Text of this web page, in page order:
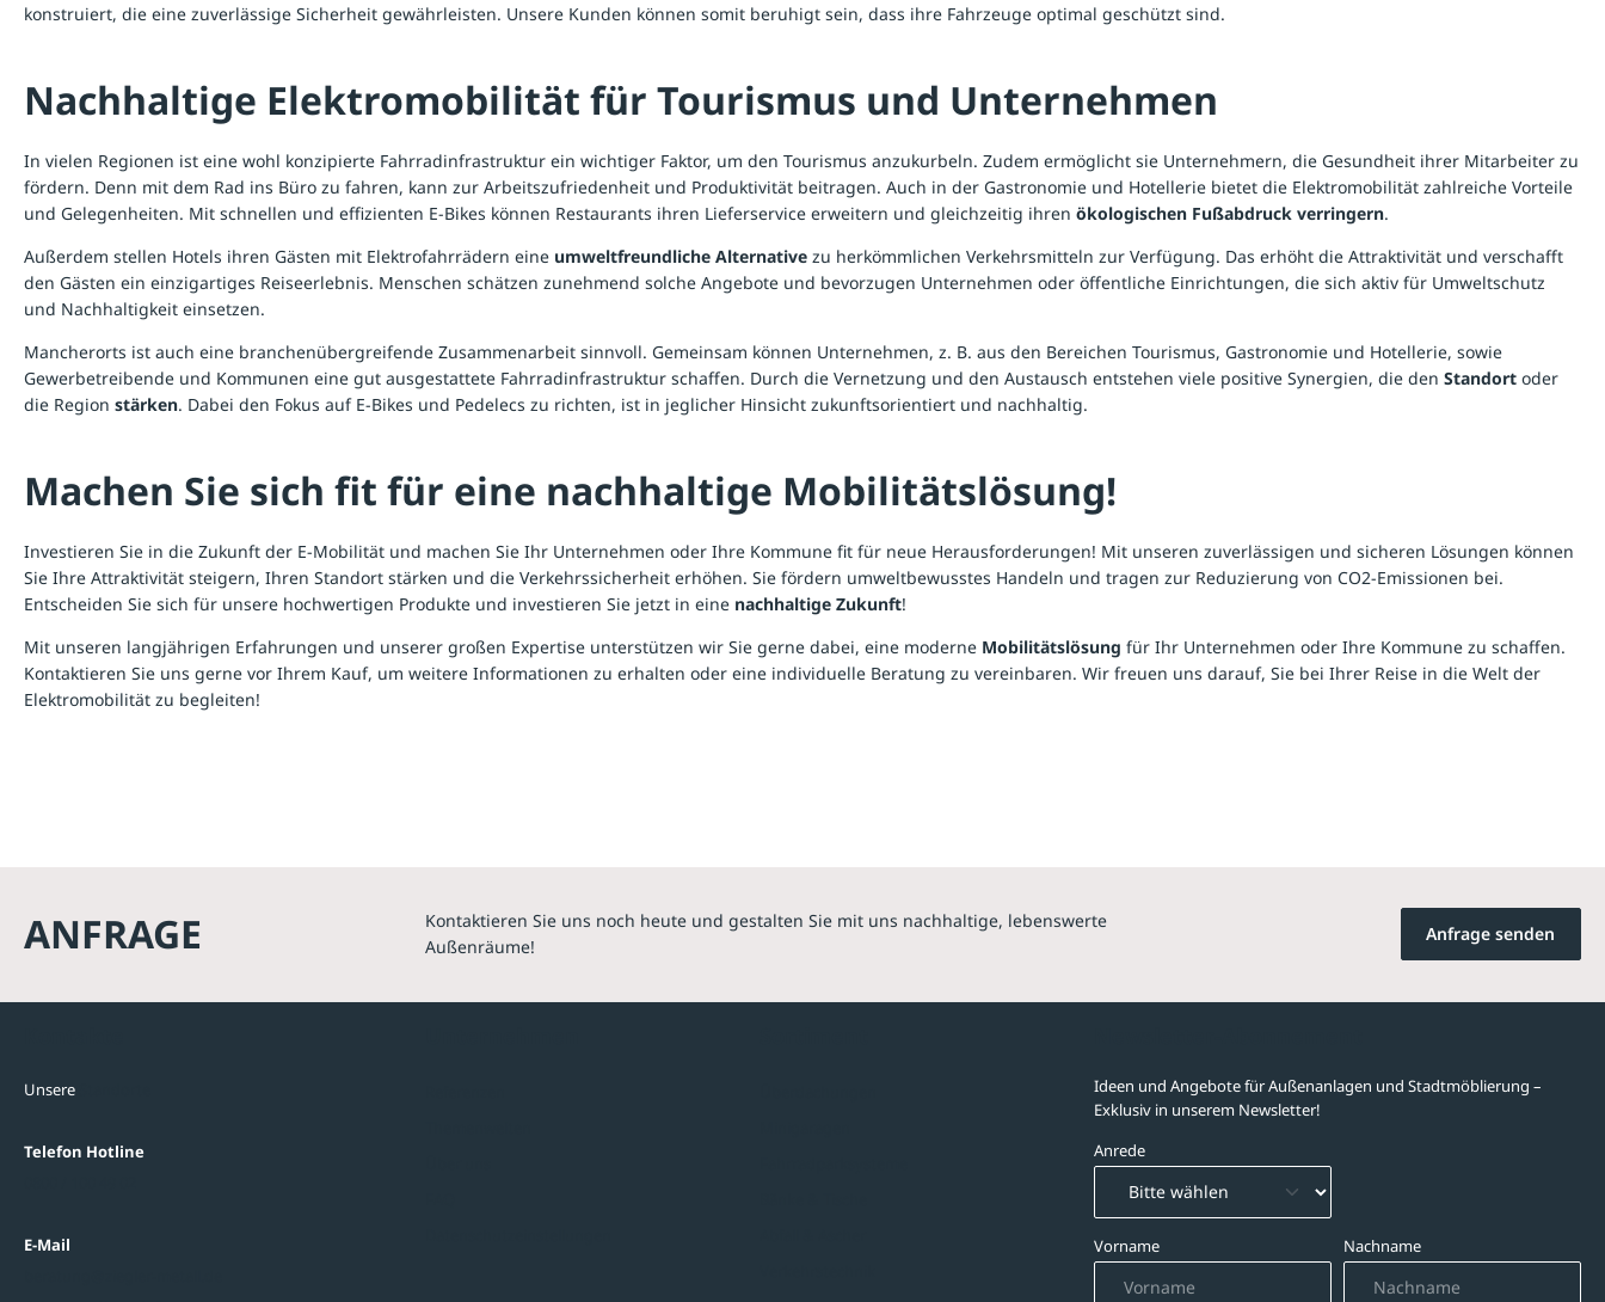
konstruiert, die eine zuverlässige Sicherheit gewährleisten. Unsere Kunden können somit beruhigt sein, dass ihre Fahrzeuge optimal geschützt sind.
Nachhaltige Elektromobilität für Tourismus und Unternehmen
In vielen Regionen ist eine wohl konzipierte Fahrradinfrastruktur ein wichtiger Faktor, um den Tourismus anzukurbeln. Zudem ermöglicht sie Unternehmern, die Gesundheit ihrer Mitarbeiter zu
fördern. Denn mit dem Rad ins Büro zu fahren, kann zur Arbeitszufriedenheit und Produktivität beitragen. Auch in der Gastronomie und Hotellerie bietet die Elektromobilität zahlreiche Vorteile
und Gelegenheiten. Mit schnellen und effizienten E-Bikes können Restaurants ihren Lieferservice erweitern und gleichzeitig ihren ökologischen Fußabdruck verringern.
Außerdem stellen Hotels ihren Gästen mit Elektrofahrrädern eine umweltfreundliche Alternative zu herkömmlichen Verkehrsmitteln zur Verfügung. Das erhöht die Attraktivität und verschafft
den Gästen ein einzigartiges Reiseerlebnis. Menschen schätzen zunehmend solche Angebote und bevorzugen Unternehmen oder öffentliche Einrichtungen, die sich aktiv für Umweltschutz
und Nachhaltigkeit einsetzen.
Mancherorts ist auch eine branchenübergreifende Zusammenarbeit sinnvoll. Gemeinsam können Unternehmen, z. B. aus den Bereichen Tourismus, Gastronomie und Hotellerie, sowie
Gewerbetreibende und Kommunen eine gut ausgestattete Fahrradinfrastruktur schaffen. Durch die Vernetzung und den Austausch entstehen viele positive Synergien, die den Standort oder
die Region stärken. Dabei den Fokus auf E-Bikes und Pedelecs zu richten, ist in jeglicher Hinsicht zukunftsorientiert und nachhaltig.
Machen Sie sich fit für eine nachhaltige Mobilitätslösung!
Investieren Sie in die Zukunft der E-Mobilität und machen Sie Ihr Unternehmen oder Ihre Kommune fit für neue Herausforderungen! Mit unseren zuverlässigen und sicheren Lösungen können
Sie Ihre Attraktivität steigern, Ihren Standort stärken und die Verkehrssicherheit erhöhen. Sie fördern umweltbewusstes Handeln und tragen zur Reduzierung von CO2-Emissionen bei.
Entscheiden Sie sich für unsere hochwertigen Produkte und investieren Sie jetzt in eine nachhaltige Zukunft!
Mit unseren langjährigen Erfahrungen und unserer großen Expertise unterstützen wir Sie gerne dabei, eine moderne Mobilitätslösung für Ihr Unternehmen oder Ihre Kommune zu schaffen.
Kontaktieren Sie uns gerne vor Ihrem Kauf, um weitere Informationen zu erhalten oder eine individuelle Beratung zu vereinbaren. Wir freuen uns darauf, Sie bei Ihrer Reise in die Welt der
Elektromobilität zu begleiten!
ANFRAGE
Kontaktieren Sie uns noch heute und gestalten Sie mit uns nachhaltige, lebenswerte
Außenräume!
Anfrage senden
Unsere
Telefon Hotline
E-Mail
Ideen und Angebote für Außenanlagen und Stadtmöblierung –
Exklusiv in unserem Newsletter!
Anrede
Vorname Nachname